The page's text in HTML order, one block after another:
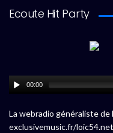
Ecoute Hit Party
00:00
La webradio généraliste de
exclusivemusic.fr/